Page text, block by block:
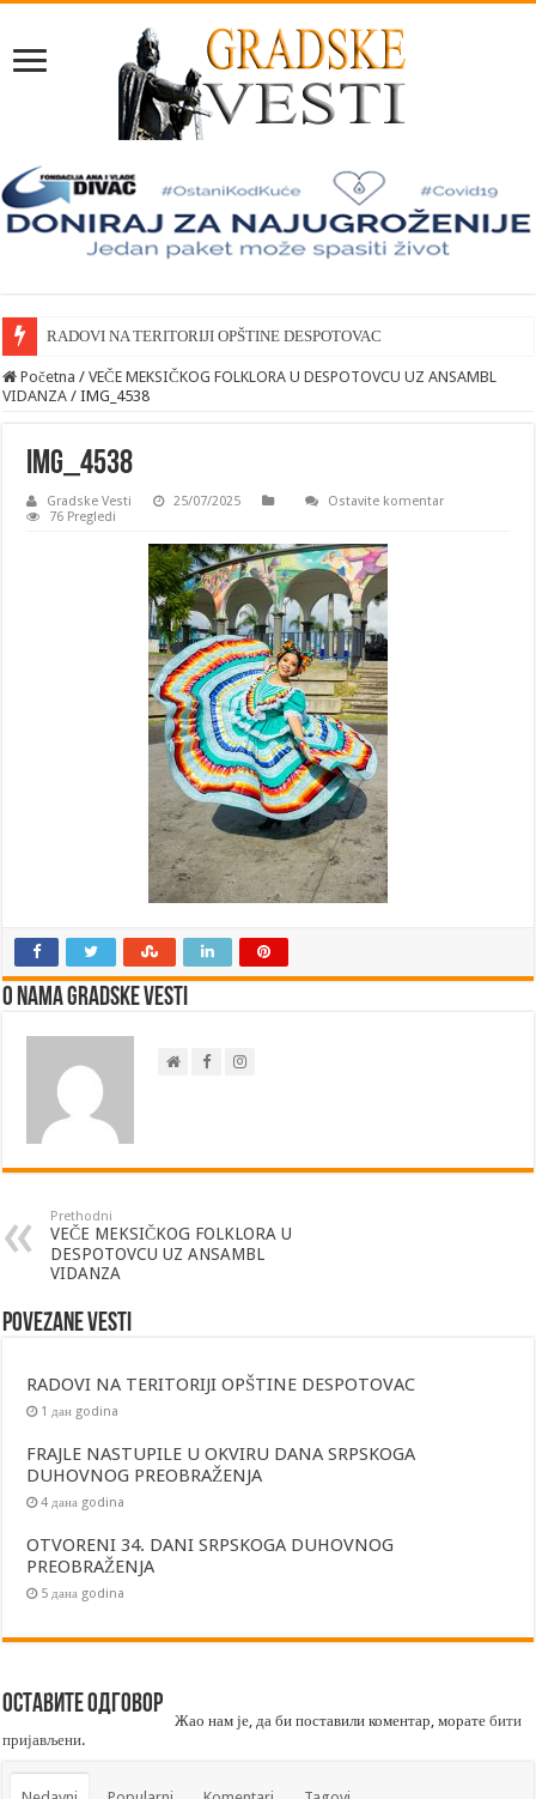
RADOVI NA TERITORIJI OPŠTINE DESPOTOVAC
Početna / VEČE MEKSIČKOG FOLKLORA U DESPOTOVCU UZ ANSAMBL
VIDANZA / IMG_4538
IMG_4538
Gradske Vesti 25/07/2025
Ostavite komentar
76 Pregledi
O nama Gradske Vesti
Prethodni
VEČE MEKSIČKOG FOLKLORA U
DESPOTOVCU UZ ANSAMBL
VIDANZA
Povezane vesti
RADOVI NA TERITORIJI OPŠTINE DESPOTOVAC
1 дан godina
FRAJLE NASTUPILE U OKVIRU DANA SRPSKOGA
DUHOVNOG PREOBRAŽENJA
4 дана godina
OTVORENI 34. DANI SRPSKOGA DUHOVNOG
PREOBRAŽENJA
5 дана godina
Оставите одговор
Жао нам је, да би поставили коментар, моратебити
пријављени.